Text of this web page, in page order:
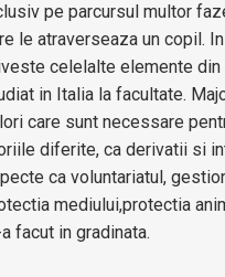
pe parcursul multor
le atraverseaza un copil.
celelalte elemente din
in Italia la facultate.
care sunt necessare
diferite, ca derivatii si
ca voluntariatul,
mediului,protectia
a facut in gradinata.